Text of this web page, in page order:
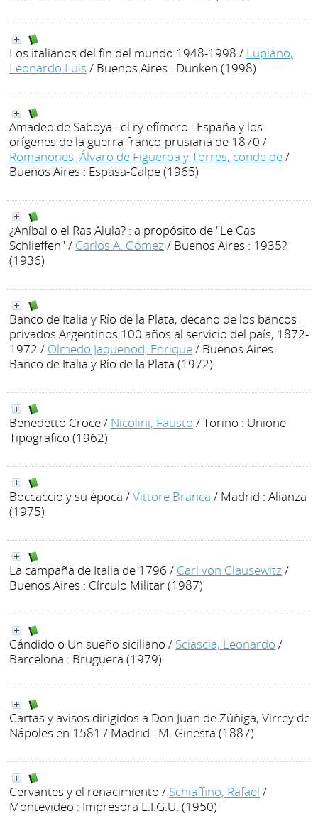
Los italianos del fin del mundo 1948-1998 / Lupiano,
Leonardo Luis / Buenos Aires : Dunken (1998)
Amadeo de Saboya : el ry efímero : España y los
orígenes de la guerra franco-prusiana de 1870 /
Romanones, Álvaro de Figueroa y Torres, conde de/
Buenos Aires : Espasa-Calpe (1965)
¿Aníbal o el Ras Alula? : a propósito de "Le Cas
Schlieffen" / Carlos A. Gómez/ Buenos Aires : 1935?
(1936)
Banco de Italia y Río de la Plata, decano de los bancos
privados Argentinos:100 años al servicio del país, 1872-
1972 / Olmedo Jaquenod, Enrique/ Buenos Aires :
Banco de Italia y Río de la Plata (1972)
Benedetto Croce/ Nicolini, Fausto / Torino : Unione
Tipografico (1962)
Boccaccio y su época /Vittore Branca / Madrid : Alianza
(1975)
La campaña de Italia de 1796 / Carl von Clausewitz/
Buenos Aires : Círculo Militar (1987)
Cándido o Un sueño siciliano / Sciascia, Leonardo /
Barcelona : Bruguera (1979)
Cartas y avisos dirigidos a Don Juan de Zúñiga, Virrey de
Nápoles en 1581 / Madrid : M. Ginesta (1887)
Cervantes y el renacimiento / Schiaffino, Rafael /
Montevideo : Impresora L.I.G.U. (1950)